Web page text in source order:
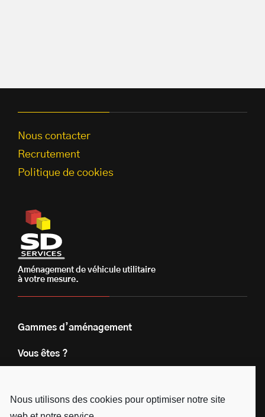
Nous utilisons des cookies pour optimiser notre site
Nous contacter
Recrutement
Politique de cookies
Aménagement de véhicule utilitaire
à votre mesure.
Gammes d’aménagement
Vous êtes ?
Le groupe